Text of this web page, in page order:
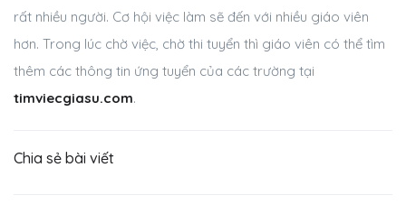
rất nhiều người. Cơ hội việc làm sẽ đến với nhiều giáo viên
hơn. Trong lúc chờ việc, chờ thi tuyển thì giáo viên có thể tìm
thêm các thông tin ứng tuyển của các trường tại
timviecgiasu.com.
Chia sẻ bài viết